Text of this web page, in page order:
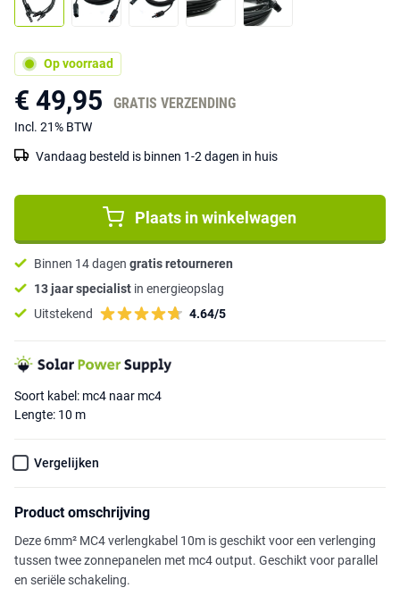
Op voorraad
€ 49,95 GRATIS VERZENDING
Incl. 21% BTW
Vandaag besteld is binnen 1-2 dagen in huis
Plaats in winkelwagen
Binnen 14 dagen gratis retourneren
13 jaar specialist in energieopslag
Uitstekend
4.64/5
Soort kabel: mc4 naar mc4
Lengte: 10 m
Vergelijken
Product omschrijving
Deze 6mm² MC4 verlengkabel 10m is geschikt voor een verlenging
tussen twee zonnepanelen met mc4 output. Geschikt voor parallel
en seriële schakeling.